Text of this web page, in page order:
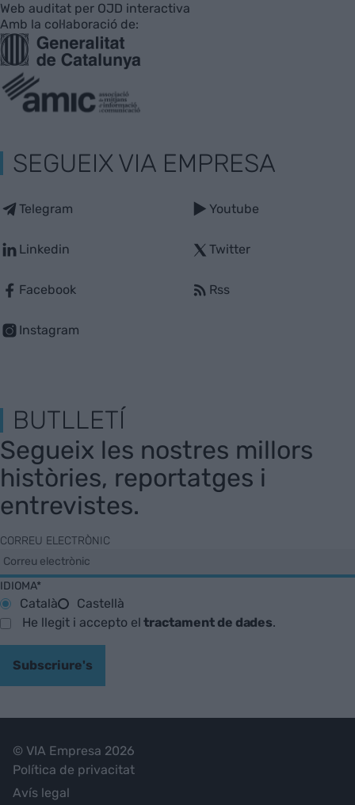
Web auditat per OJD interactiva
Amb la col·laboració de:
SEGUEIX VIA EMPRESA
Telegram
Linkedin
Facebook
Instagram
Youtube
Twitter
Rss
BUTLLETÍ
Segueix les nostres millors
històries, reportatges i
entrevistes.
CORREU ELECTRÒNIC
IDIOMA*
Català
Castellà
He llegit i accepto eltractament de dades.
Subscriure's
© VIA Empresa 2026
Política de privacitat
Avís legal